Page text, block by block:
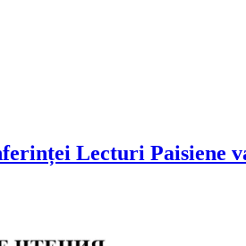
Lecturi Paisiene